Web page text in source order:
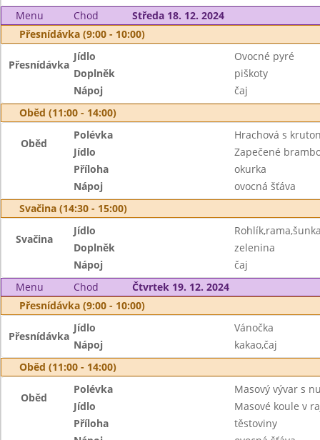
Menu
Chod
Středa 18. 12. 2024
Přesnídávka (9:00 - 10:00)
Přesnídávka
Jídlo
Ovocné pyré
Doplněk
piškoty
Nápoj
čaj
Oběd (11:00 - 14:00)
Oběd
Polévka
Hrachová s
Jídlo
Zapečené
Příloha
okurka
Nápoj
ovocná šťáva
Svačina (14:30 - 15:00)
Svačina
Jídlo
Doplněk
zelenina
Nápoj
čaj
Menu
Chod
Čtvrtek 19. 12. 2024
Přesnídávka (9:00 - 10:00)
Přesnídávka
Jídlo
Vánočka
Nápoj
kakao,čaj
Oběd (11:00 - 14:00)
Oběd
Polévka
Masový vývar s
Jídlo
Masové koule v
Příloha
těstoviny